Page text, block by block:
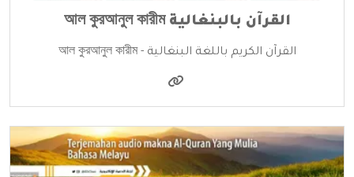
القرآن بالبنغالية আল কুরআনুল কারীম
القرآن الكريم باللغة البنغالية - আল কুরআনুল কারীম